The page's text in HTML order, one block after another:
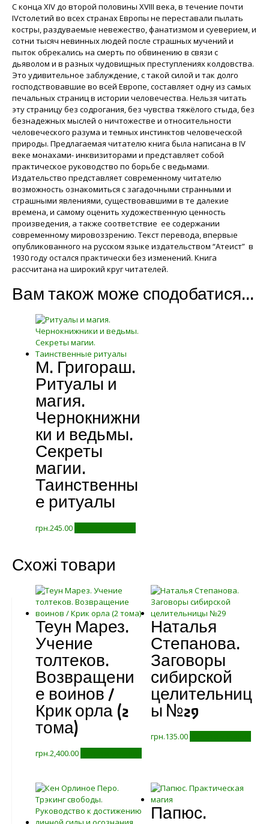
С конца XIV до второй половины XVIII века, в течение почти
IVстолетий во всех странах Европы не переставали пылать
костры, раздуваемые невежество, фанатизмом и суеверием, и
сотни тысяч невинных людей после страшных мучений и
пыток обрекались на смерть по обвинению в связи с
дьяволом и в разных чудовищных преступлениях колдовства.
Это удивительное заблуждение, с такой силой и так долго
господствовавшие во всей Европе, составляет одну из самых
печальных страниц в истории человечества. Нельзя читать
эту страницу без содрогания, без чувства тяжёлого стыда, без
безнадежных мыслей о ничтожестве и относительности
человеческого разума и темных инстинктов человеческой
природы. Предлагаемая читателю книга была написана в IV
веке монахами- инквизиторами и представляет собой
практическое руководство по борьбе с ведьмами.
Издательство представляет современному читателю
возможность ознакомиться с загадочными странными и
страшными явлениями, существовавшими в те далекие
времена, и самому оценить художественную ценность
произведения, а также соответствие ее содержании
современному мировоззрению. Текст перевода, впервые
опубликованного на русском языке издательством “Атеист” в
1930 году остался практически без изменений. Книга
рассчитана на широкий круг читателей.
Вам також може сподобатися…
М. Григораш.
Ритуалы и
магия.
Чернокнижни
ки и ведьмы.
Секреты
магии.
Таинственны
е ритуалы
грн.245.00
Схожі товари
Теун Марез.
Учение
толтеков.
Возвращени
е воинов /
Крик орла (2
тома)
грн.2,400.00
Наталья
Степанова.
Заговоры
сибирской
целительниц
ы №29
грн.135.00
Папюс.